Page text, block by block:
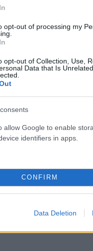
opt-out of processing my
opt-out of Collection, Use,
Data that Is
allow Google to enable
identifiers in apps.
CONFIRM
Data Deletion
για το 4ο
η ανακαίνιση
από το
από την ΕΕ,